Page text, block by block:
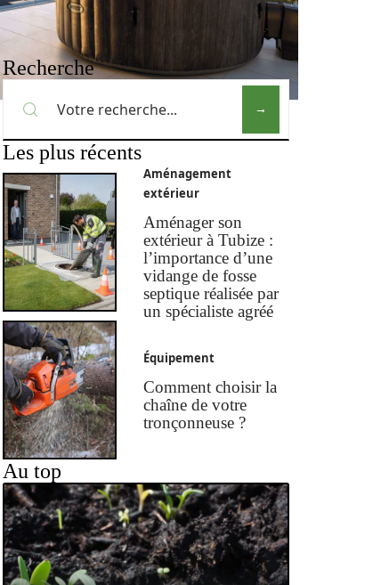
Recherche
Les plus récents
Aménagement
extérieur
Aménager son
extérieur à Tubize :
l’importance d’une
vidange de fosse
septique réalisée par
un spécialiste agréé
Équipement
Comment choisir la
chaîne de votre
tronçonneuse ?
Au top